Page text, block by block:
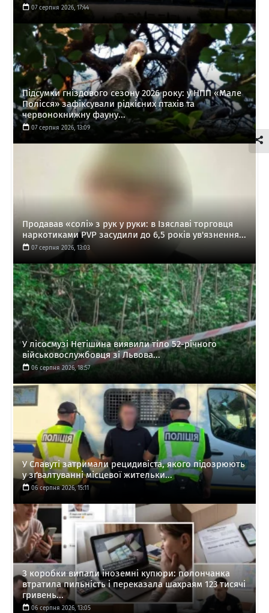
07 серпня 2026, 17:44
Підсумки гніздового сезону 2026 року: у НПП «Мале
Полісся» зафіксували рідкісних птахів та
червонокнижну фауну...
07 серпня 2026, 13:09
Продавав «солі» з рук у руки: в Ізяславі торговця
наркотиками PVP засудили до 6,5 років ув'язнення...
07 серпня 2026, 13:03
У лісосмузі Нетішина виявили тіло 52-річного
військовослужбовця зі Львова...
06 серпня 2026, 18:57
У Славуті затримали рецидивіста, якого підозрюють
у зґвалтуванні місцевої жительки...
06 серпня 2026, 15:11
З коробки випали іноземні купюри: полончанка
втратила пильність і переказала шахраям 123 тисячі
гривень...
06 серпня 2026, 13:05